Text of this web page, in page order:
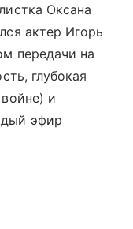
Оксана
актер Игорь
передачи на
глубокая
и
эфир